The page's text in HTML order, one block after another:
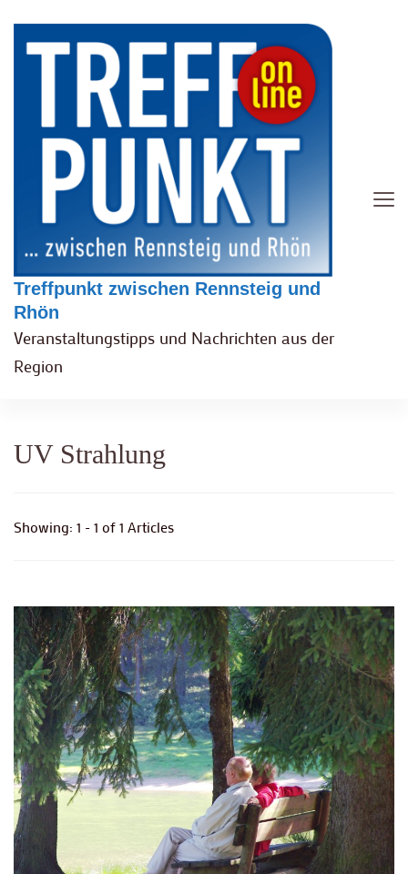
Treffpunkt zwischen Rennsteig und
Rhön
Veranstaltungstipps und Nachrichten aus der
Region
UV Strahlung
Showing: 1 - 1 of 1 Articles